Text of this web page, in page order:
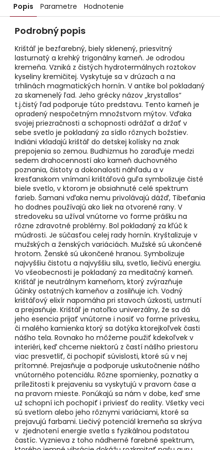
Popis Parametre Hodnotenie
Podrobný popis
Krištáľ je bezfarebný, biely sklenený, priesvitný
lasturnatý a krehký trigonálny kameň. Je odrodou
kremeňa. Vzniká z čistých hydrotermálnych roztokov
kyseliny kremičitej. Vyskytuje sa v drúzach a na
trhlinách magmatických hornín. V antike bol pokladaný
za skamenelý ľad. Jeho grécky názov „krystallos“
t.j.čistý ľad podporuje túto predstavu. Tento kameň je
opradený nespočetným množstvom mýtov. Vďaka
svojej priezračnosti a schopnosti odrážať a držať v
sebe svetlo je pokladaný za sídlo rôznych božstiev.
Indiáni vkladajú krištáľ do detskej kolísky na znak
prepojenia so zemou. Budhizmus ho zaraďuje medzi
sedem drahocenností ako kameň duchovného
poznania, čistoty a dokonalosti náhľadu a v
kresťanskom vnímaní krištáľová guľa symbolizuje čisté
biele svetlo, v ktorom je obsiahnuté celé spektrum
farieb. Šamani vďaka nemu privolávajú dážď, Tibeťania
ho dodnes používajú ako liek na otvorené rany. V
stredoveku sa užíval vnútorne vo forme prášku na
rôzne zdravotné problémy. Bol pokladaný za kľúč k
múdrosti. Je súčasťou celej rady hornín. Kryštalizuje v
mužských a ženských variáciách. Mužské sú ukončené
hrotom. Ženské sú ukončené hranou. Symbolizuje
najvyššiu čistotu a najvyššiu silu, svetlo, liečivú energiu.
Vo všeobecnosti je pokladaný za meditačný kameň.
Krištáľ je neutrálnym kameňom, ktorý zvýrazňuje
účinky ostatných kameňov a zosilňuje ich. Vodný
krištáľový elixír napomáha pri stavoch úzkosti, ustrnutí
a prejasňuje. Krištáľ je natoľko univerzálny, že sa dá
jeho esencia prijať vnútorne i nosiť vo forme prívesku,
či malého kamienka ktorý sa dotýka ktorejkoľvek časti
nášho tela. Rovnako ho môžeme použiť kdekoľvek v
interiéri, keď chceme niektorú z častí nášho priestoru
viac presvetliť, či pochopiť súvislosti, ktoré sú v nej
prítomné. Prejasňuje a podporuje uskutočnenie nášho
vnútorného potenciálu. Rôzne spomienky, poznatky a
príležitosti k prejaveniu sa vyskytujú v pravom čase a
na pravom mieste. Ponúkajú sa nám v dobe, keď sme
už schopní ich pochopiť i priviesť do reality. Všetky veci
sú svetlom alebo jeho rôznymi variáciami, ktoré sa
prejavujú farbami. Liečivý potenciál kremeňa sa skrýva
v zjednotení energie svetla s fyzikálnou podstatou
častíc. Vyznieva z toho nádherné farebné spektrum,